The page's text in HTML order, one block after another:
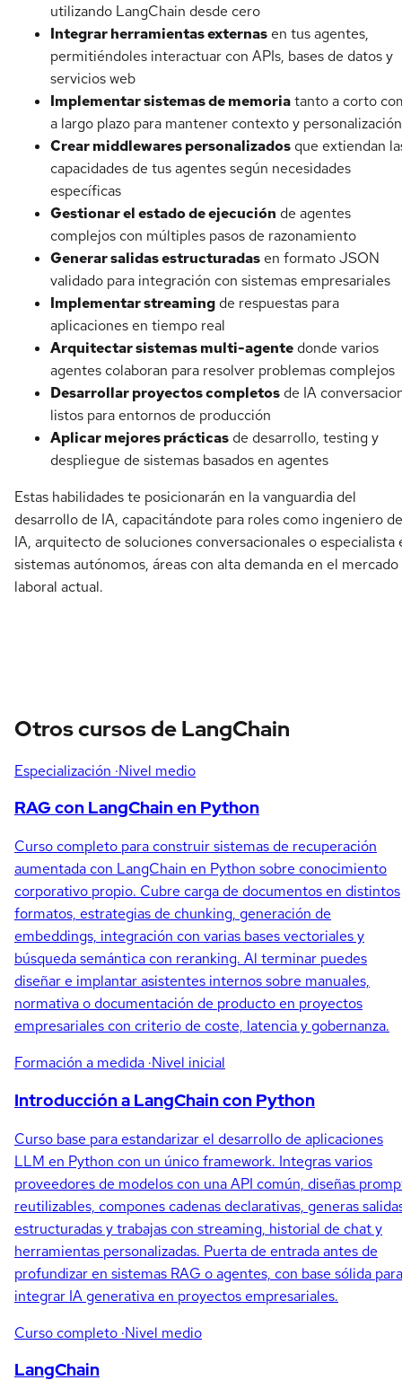
utilizando LangChain desde cero
Integrar herramientas externas en tus agentes,
permitiéndoles interactuar con APIs, bases de datos y
servicios web
Implementar sistemas de memoriatanto a corto
a largo plazo para mantener contexto y personalización
Crear middlewares personalizados que extiendan
capacidades de tus agentes según necesidades
específicas
Gestionar el estado de ejecución de agentes
complejos con múltiples pasos de razonamiento
Generar salidas estructuradas en formato JSON
validado para integración con sistemas empresariales
Implementar streaming de respuestas para
aplicaciones en tiempo real
Arquitectar sistemas multi-agente donde varios
agentes colaboran para resolver problemas complejos
Desarrollar proyectos completos de IA
listos para entornos de producción
Aplicar mejores prácticas de desarrollo, testing y
despliegue de sistemas basados en agentes
Estas habilidades te posicionarán en la vanguardia del
desarrollo de IA, capacitándote para roles como ingeniero de
IA, arquitecto de soluciones conversacionales o especialista
sistemas autónomos, áreas con alta demanda en el mercado
laboral actual.
Otros cursos de LangChain
Especialización ·Nivel medio
RAG con LangChain en Python
Curso completo para construir sistemas de recuperación
aumentada con LangChain en Python sobre conocimiento
corporativo propio. Cubre carga de documentos en distintos
formatos, estrategias de chunking, generación de
embeddings, integración con varias bases vectoriales y
búsqueda semántica con reranking. Al terminar puedes
diseñar e implantar asistentes internos sobre manuales,
normativa o documentación de producto en proyectos
empresariales con criterio de coste, latencia y gobernanza.
Formación a medida ·Nivel inicial
Introducción a LangChain con Python
Curso base para estandarizar el desarrollo de aplicaciones
LLM en Python con un único framework. Integras varios
proveedores de modelos con una API común, diseñas
reutilizables, compones cadenas declarativas, generas
estructuradas y trabajas con streaming, historial de chat y
herramientas personalizadas. Puerta de entrada antes de
profundizar en sistemas RAG o agentes, con base sólida para
integrar IA generativa en proyectos empresariales.
Curso completo ·Nivel medio
LangChain